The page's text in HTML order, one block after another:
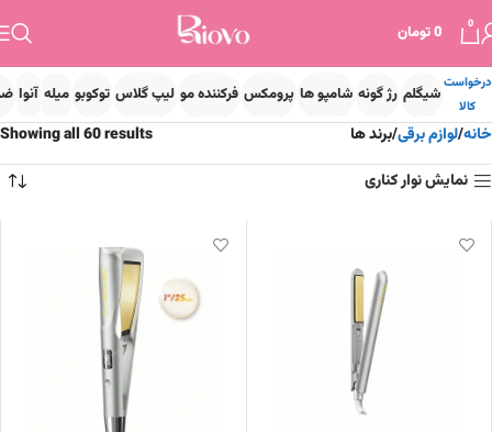
0
0تومان
درخواست
کالا
شیگلم رژ گونه شامپو ها پرومکس فرکننده مو لیپ گلاس توکوبو میله آنوا
خانه لوازم برقی برند ها
Showing all 60 results
نمایش نوار کناری